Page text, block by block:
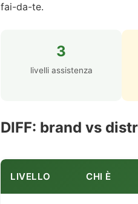
fai-da-te.
3
livelli assistenza
DIFF: brand vs
LIVELLO CHI È